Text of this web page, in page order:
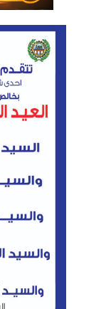
المصرية خلال
وتابع الوزير،
الرحلات وعدد
هذه الأسواق،
التجارب
مدينتى شرم
السلامة الصحية
في مصر، وذلك
وأشار الوزير
على إعداد
وأفلام
والأثرية المختلقة.